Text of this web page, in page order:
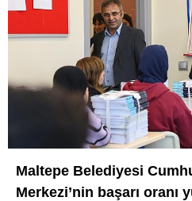
Maltepe Belediyesi
Merkezi’nin başarı oranı